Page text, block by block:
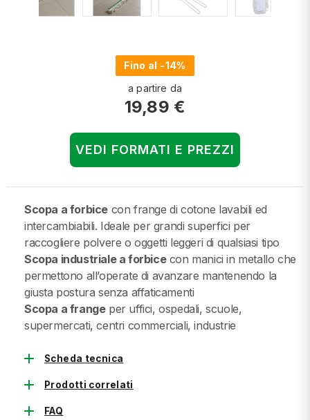
Fino al -14%
a partire da
19,89 €
VEDI FORMATI E PREZZI
Scopa a forbice con frange di cotone lavabili ed
intercambiabili. Ideale per grandi superfici per
raccogliere polvere o oggetti leggeri di qualsiasi tipo
Scopa industriale a forbicecon manici in metallo che
permettono all’operate di avanzare mantenendo la
giusta postura senza affaticamenti
Scopa a frangeper uffici, ospedali, scuole,
supermercati, centri commerciali, industrie
add Scheda tecnica
add Prodotti correlati
add FAQ